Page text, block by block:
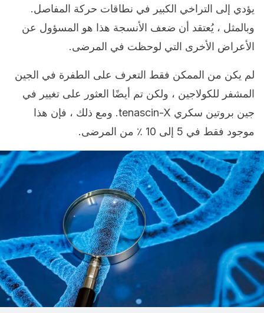
يؤدي إلى التراخي الكبير في نطاقات حركة المفاصل.
وبالمثل ، يُعتقد أن ضعف الأنسجة هذا هو المسؤول عن
الأعراض الأخرى التي لوحظت في المرضى.
لم يكن من الممكن فقط التعرف على الطفرة في الجين
المشفر للكولاجين ، ولكن تم أيضًا العثور على تغيير في
جين بروتين سكري tenascin-X. ومع ذلك ، فإن هذا
موجود فقط في 5 إلى 10 ٪ من المرضى.